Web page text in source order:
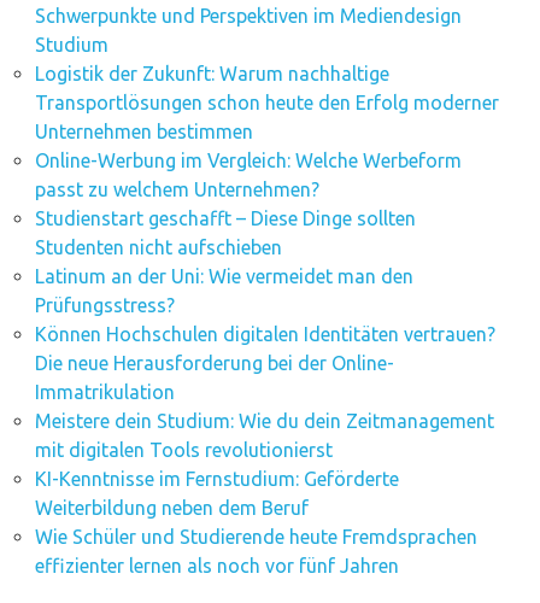
Schwerpunkte und Perspektiven im Mediendesign
Studium
Logistik der Zukunft: Warum nachhaltige
Transportlösungen schon heute den Erfolg moderner
Unternehmen bestimmen
Online-Werbung im Vergleich: Welche Werbeform
passt zu welchem Unternehmen?
Studienstart geschafft – Diese Dinge sollten
Studenten nicht aufschieben
Latinum an der Uni: Wie vermeidet man den
Prüfungsstress?
Können Hochschulen digitalen Identitäten vertrauen?
Die neue Herausforderung bei der Online-
Immatrikulation
Meistere dein Studium: Wie du dein Zeitmanagement
mit digitalen Tools revolutionierst
KI-Kenntnisse im Fernstudium: Geförderte
Weiterbildung neben dem Beruf
Wie Schüler und Studierende heute Fremdsprachen
effizienter lernen als noch vor fünf Jahren